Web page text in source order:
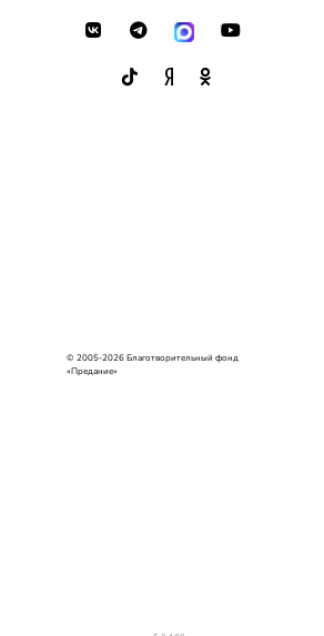
© 2005-2026 Благотворительный фонд
«Предание»